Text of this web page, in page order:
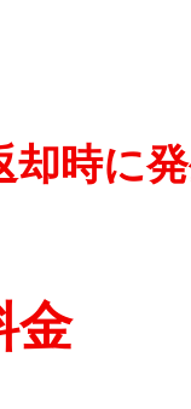
却時に
金